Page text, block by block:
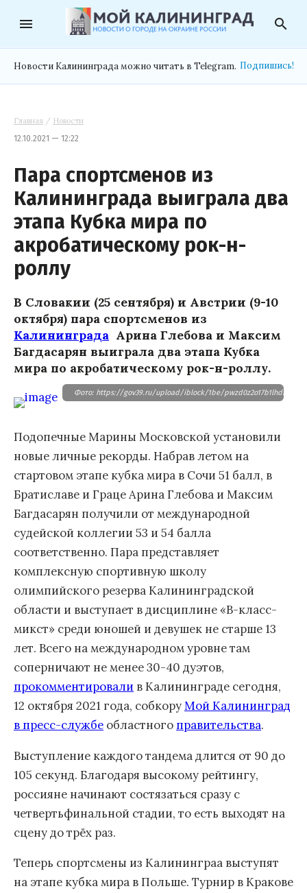
menu search
Новости Калининграда можно читать в Telegram. Подпишись!
Главная / Новости
12.10.2021 — 12:22
Пара спортсменов из
Калининграда выиграла два
этапа Кубка мира по
акробатическому рок-н-
роллу
В Словакии (25 сентября) и Австрии (9-10
октября) пара спортсменов из
Калининграда Арина Глебова и Максим
Багдасарян выиграла два этапа Кубка
мира по акробатическому рок-н-роллу.
Фото: https://gov39.ru/upload/iblock/1be/
Подопечные Марины Московской установили
новые личные рекорды. Набрав летом на
стартовом этапе кубка мира в Сочи 51 балл, в
Братиславе и Граце Арина Глебова и Максим
Багдасарян получили от международной
судейской коллегии 53 и 54 балла
соответственно. Пара представляет
комплексную спортивную школу
олимпийского резерва Калининградской
области и выступает в дисциплине «B-класс-
микст» среди юношей и девушек не старше 13
лет. Всего на международном уровне там
соперничают не менее 30-40 дуэтов,
прокомментировали в Калининграде сегодня,
12 октября 2021 года, собкоруМой Калининград
в пресс-службе областного правительства.
Выступление каждого тандема длится от 90 до
105 секунд. Благодаря высокому рейтингу,
россияне начинают состязаться сразу с
четвертьфинальной стадии, то есть выходят на
сцену до трёх раз.
Теперь спортсмены из Калининграа выступят
на этапе кубка мира в Польше. Турнир в Кракове